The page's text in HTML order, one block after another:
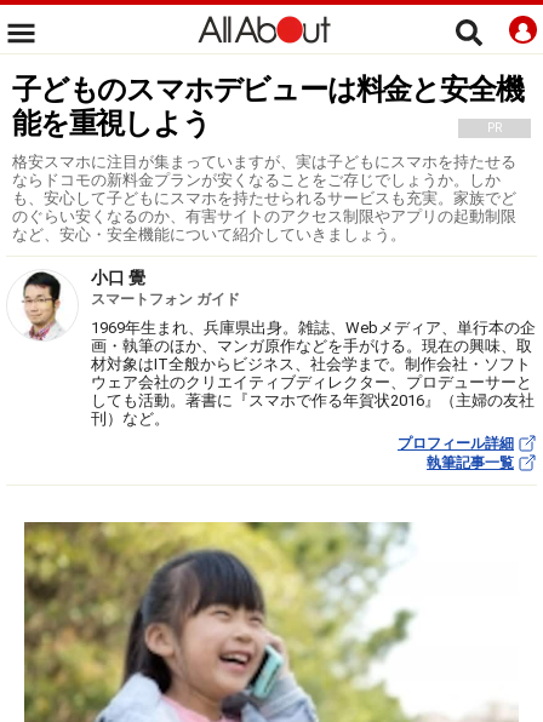
子どものスマホデビューは料金と安全機
能を重視しよう
PR
格安スマホに注目が集まっていますが、実は子どもにスマホを持たせる
ならドコモの新料金プランが安くなることをご存じでしょうか。しか
も、安心して子どもにスマホを持たせられるサービスも充実。家族でど
のぐらい安くなるのか、有害サイトのアクセス制限やアプリの起動制限
など、安心・安全機能について紹介していきましょう。
小口 覺
スマートフォン ガイド
1969年生まれ、兵庫県出身。雑誌、Webメディア、単行本の企
画・執筆のほか、マンガ原作などを手がける。現在の興味、取
材対象はIT全般からビジネス、社会学まで。制作会社・ソフト
ウェア会社のクリエイティブディレクター、プロデューサーと
しても活動。著書に『スマホで作る年賀状2016』（主婦の友社
刊）など。
プロフィール詳細
執筆記事一覧